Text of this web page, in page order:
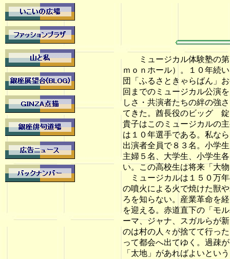
ミュージカル体験塾の第
ｍｏｎホール）。１０年続
団「ふるさときゃらばん」
回までのミュージカル公演
しさ・共演者たちの絆の強
てきた。酋長役のビッグ 錠
貴子はこのミュージカルの
は１０年選手である。私な
出演者全員で８３名。小学
主婦５名、大学生、小学生
い。この高校生は将来「大
ミュージカルは１５０万
の噴火による火で焼けた獣
ろを知らない。産業革命を
を迎える。赤道直下の「モ
ーマ、ジャナ、スガルらが
のは村の人々が捨てて行っ
って都会へ出てゆく。過疎
「太地」があればよいとい